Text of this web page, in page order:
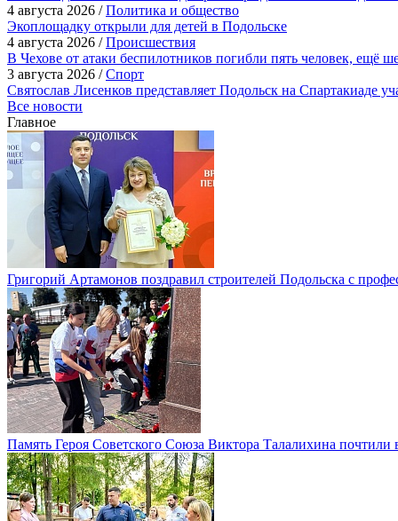
4 августа 2026 /Политика и общество
Экоплощадку открыли для детей в Подольске
4 августа 2026 /Происшествия
В Чехове от атаки беспилотников погибли пять человек, ещё
3 августа 2026 /Спорт
Святослав Лисенков представляет Подольск на Спартакиаде
Все новости
Главное
Григорий Артамонов поздравил строителей Подольска с
Память Героя Советского Союза Виктора Талалихина почтили